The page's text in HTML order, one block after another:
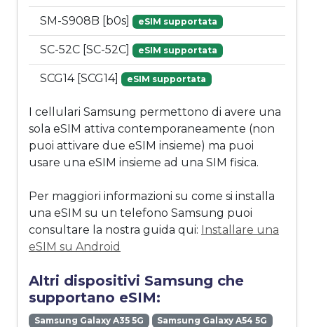
SM-S908B [b0s] eSIM supportata
SC-52C [SC-52C] eSIM supportata
SCG14 [SCG14] eSIM supportata
I cellulari Samsung permettono di avere una
sola eSIM attiva contemporaneamente (non
puoi attivare due eSIM insieme) ma puoi
usare una eSIM insieme ad una SIM fisica.
Per maggiori informazioni su come si installa
una eSIM su un telefono Samsung puoi
consultare la nostra guida qui: Installare una
eSIM su Android
Altri dispositivi Samsung che
supportano eSIM:
Samsung Galaxy A35 5G
Samsung Galaxy A54 5G